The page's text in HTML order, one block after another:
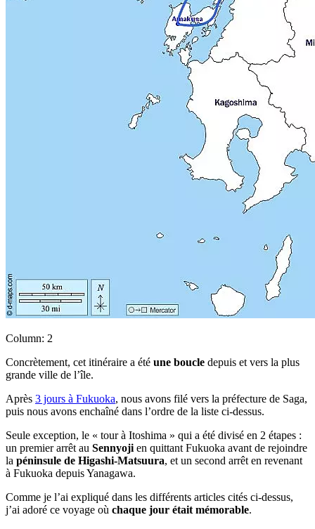
Column: 2
Concrètement, cet itinéraire a été une boucle depuis et vers la plus
grande ville de l’île.
Après 3 jours à Fukuoka, nous avons filé vers la préfecture de Saga,
puis nous avons enchaîné dans l’ordre de la liste ci-dessus.
Seule exception, le « tour à Itoshima » qui a été divisé en 2 étapes :
un premier arrêt au Sennyoji en quittant Fukuoka avant de rejoindre
la péninsule de Higashi-Matsuura, et un second arrêt en revenant
à Fukuoka depuis Yanagawa.
Comme je l’ai expliqué dans les différents articles cités ci-dessus,
j’ai adoré ce voyage où chaque jour était mémorable.